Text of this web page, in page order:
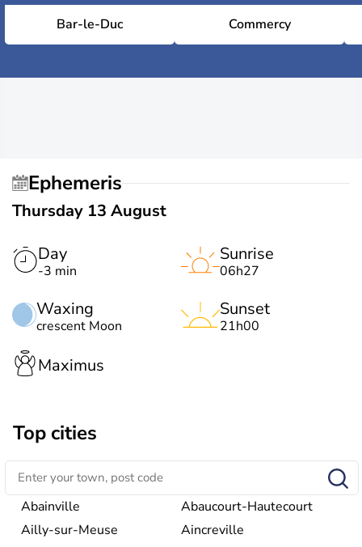
Bar-le-Duc Commercy
Ephemeris
Thursday 13 August
Day
-3 min
Waxing
crescent Moon
Sunrise
06h27
Sunset
21h00
Maximus
Top cities
Abainville
Abaucourt-Hautecourt
Ailly-sur-Meuse
Aincreville